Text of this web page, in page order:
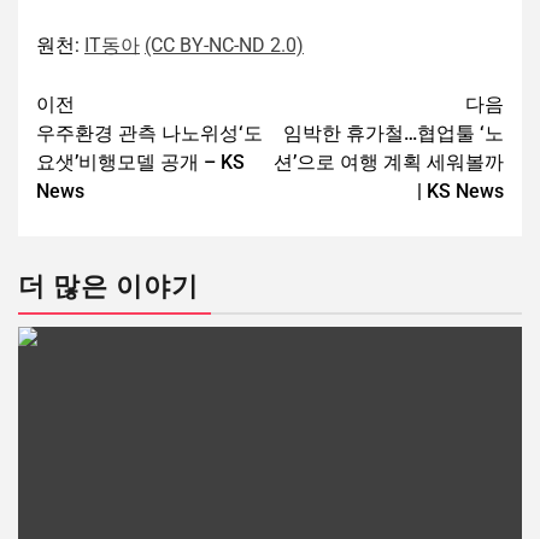
원천: IT동아 (CC BY-NC-ND 2.0)
이전
우주환경 관측 나노위성‘도
요샛’비행모델 공개 – KS
News
다음
임박한 휴가철…협업툴 ‘노
션’으로 여행 계획 세워볼까
| KS News
더 많은 이야기